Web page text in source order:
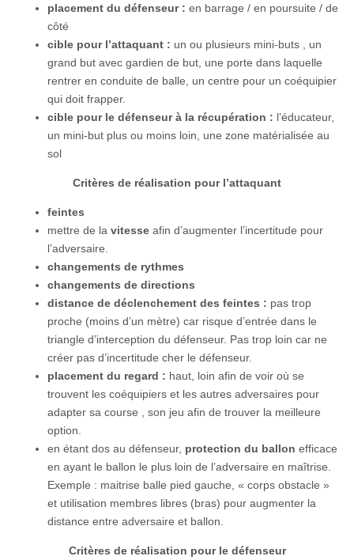
placement du défenseur : en barrage / en poursuite / de
côté
cible pour l’attaquant : un ou plusieurs mini-buts , un
grand but avec gardien de but, une porte dans laquelle
rentrer en conduite de balle, un centre pour un coéquipier
qui doit frapper.
cible pour le défenseur à la récupération : l’éducateur,
un mini-but plus ou moins loin, une zone matérialisée au
sol
Critères de réalisation pour l’attaquant
feintes
mettre de la vitesse afin d’augmenter l’incertitude pour
l’adversaire.
changements de rythmes
changements de directions
distance de déclenchement des feintes : pas trop
proche (moins d’un mètre) car risque d’entrée dans le
triangle d’interception du défenseur. Pas trop loin car ne
créer pas d’incertitude cher le défenseur.
placement du regard : haut, loin afin de voir où se
trouvent les coéquipiers et les autres adversaires pour
adapter sa course , son jeu afin de trouver la meilleure
option.
en étant dos au défenseur, protection du ballon efficace
en ayant le ballon le plus loin de l’adversaire en maîtrise.
Exemple : maitrise balle pied gauche, « corps obstacle »
et utilisation membres libres (bras) pour augmenter la
distance entre adversaire et ballon.
Critères de réalisation pour le défenseur